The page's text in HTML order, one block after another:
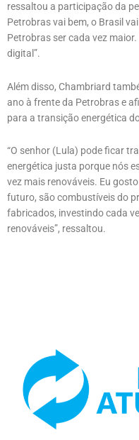
ressaltou a participação da
Petrobras vai bem, o Brasil
Petrobras ser cada vez
digital”.
Além disso, Chambriard
ano à frente da Petrobras e
para a transição energética
“O senhor (Lula) pode ficar
energética justa porque nós
vez mais renováveis. Eu
futuro, são combustíveis do
fabricados, investindo cada
renováveis”, ressaltou.